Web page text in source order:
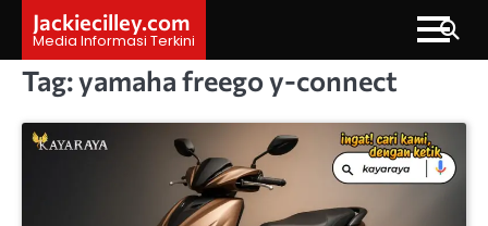
content
Jackiecilley.com
Media Informasi Terkini
Tag:yamaha freego y-connect